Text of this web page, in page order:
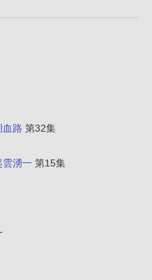
血路 第32集
雲湧一 第15集